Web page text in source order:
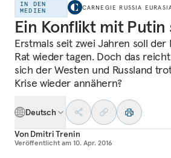
IN DEN
MEDIEN
CARNEGIE RUSSIA
Ein Konflikt mit
Erstmals seit zwei Jahren soll
Rat wieder tagen. Doch das
sich der Westen und Russland
Krise wieder annähern?
Deutsch
Von Dmitri Trenin
Veröffentlicht am 10. Apr. 2016